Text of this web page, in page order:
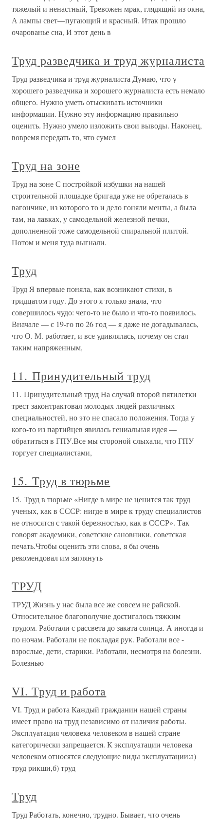
тяжелый и ненастный, Тревожен мрак, глядящий из окна,
А лампы свет—пугающий и красный. Итак прошло
очарованье сна, И этот день в
Труд разведчика и труд журналиста
Труд разведчика и труд журналиста Думаю, что у
хорошего разведчика и хорошего журналиста есть немало
общего. Нужно уметь отыскивать источники
информации. Нужно эту информацию правильно
оценить. Нужно умело изложить свои выводы. Наконец,
вовремя передать то, что сумел
Труд на зоне
Труд на зоне С постройкой избушки на нашей
строительной площадке бригада уже не обреталась в
вагончике, из которого то и дело гоняли менты, а была
там, на лавках, у самодельной железной печки,
дополненной тоже самодельной спиральной плитой.
Потом и меня туда выгнали.
Труд
Труд Я впервые поняла, как возникают стихи, в
тридцатом году. До этого я только знала, что
совершилось чудо: чего-то не было и что-то появилось.
Вначале — с 19-го по 26 год — я даже не догадывалась,
что О. М. работает, и все удивлялась, почему он стал
таким напряженным,
11. Принудительный труд
11. Принудительный труд На случай второй пятилетки
трест законтрактовал молодых людей различных
специальностей, но это не спасало положения. Тогда у
кого-то из партийцев явилась гениальная идея —
обратиться в ГПУ.Все мы стороной слыхали, что ГПУ
торгует специалистами,
15. Труд в тюрьме
15. Труд в тюрьме «Нигде в мире не ценится так труд
ученых, как в СССР: нигде в мире к труду специалистов
не относятся с такой бережностью, как в СССР». Так
говорят академики, советские сановники, советская
печать.Чтобы оценить эти слова, я бы очень
рекомендовал им заглянуть
ТРУД
ТРУД Жизнь у нас была все же совсем не райской.
Относительное благополучие достигалось тяжким
трудом. Работали с рассвета до заката солнца. А иногда и
по ночам. Работали не покладая рук. Работали все -
взрослые, дети, старики. Работали, несмотря на болезни.
Болезнью
VI. Труд и работа
VI. Труд и работа Каждый гражданин нашей страны
имеет право на труд независимо от наличия работы.
Эксплуатация человека человеком в нашей стране
категорически запрещается. К эксплуатации человека
человеком относятся следующие виды эксплуатации:а)
труд рикши,б) труд
Труд
Труд Работать, конечно, трудно. Бывает, что очень